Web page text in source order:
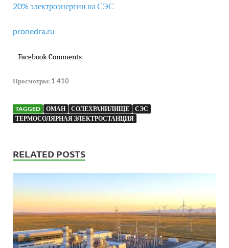
20% электроэнергии на СЭС
pronedra.ru
Facebook Comments
Просмотры: 1 410
TAGGED ОМАН СОЛЕХРАНИЛИЩЕ
СЭС
ТЕРМОСОЛЯРНАЯ ЭЛЕКТРОСТАНЦИЯ
RELATED POSTS